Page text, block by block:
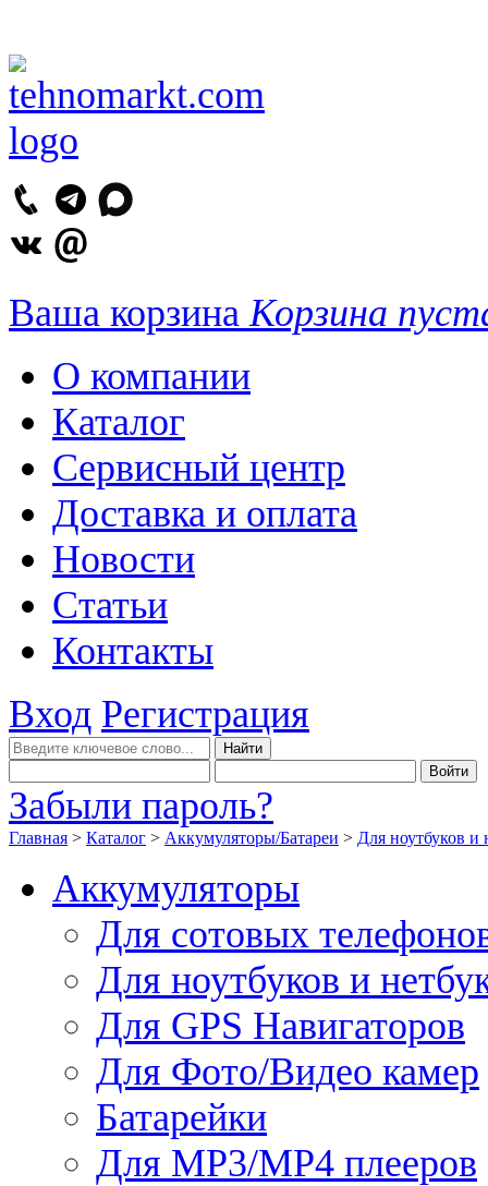
Ваша корзина Корзина
О компании
Каталог
Сервисный центр
Доставка и оплата
Новости
Статьи
Контакты
Вход Регистрация
Забыли пароль?
Главная > Каталог > Аккумуляторы/Батареи > Для ноутбуков и
Аккумуляторы
Для сотовых
Для ноутбуков и
Для GPS Навигаторов
Для Фото/Видео камер
Батарейки
Для MP3/MP4 плееров